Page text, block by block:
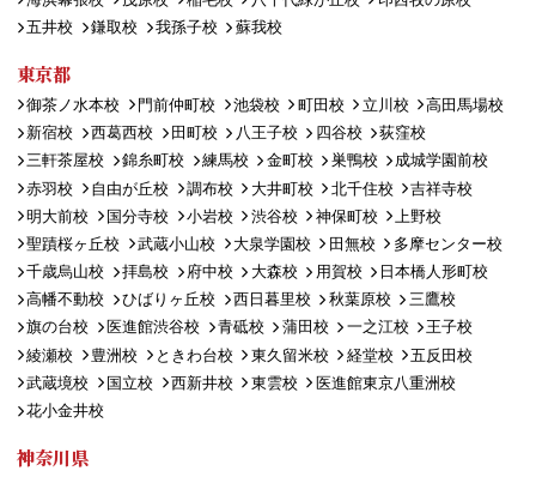
五井校
鎌取校 我孫子校 蘇我校
東京都
御茶ノ水本校 門前仲町校 池袋校 町田校 立川校
高田馬場校
新宿校
西葛西校 田町校 八王子校 四谷校
荻窪校
三軒茶屋校
錦糸町校 練馬校 金町校 巣鴨校
成城学園前校
赤羽校
自由が丘校 調布校 大井町校 北千住校
吉祥寺校
明大前校
国分寺校 小岩校 渋谷校 神保町校
上野校
聖蹟桜ヶ丘校
武蔵小山校 大泉学園校 田無校
多摩センター校
千歳烏山校
拝島校 府中校 大森校 用賀校
日本橋人形町校
高幡不動校
ひばりヶ丘校 西日暮里校 秋葉原校
三鷹校
旗の台校
医進館渋谷校 青砥校 蒲田校 一之江校
王子校
綾瀬校
豊洲校 ときわ台校 東久留米校 経堂校
五反田校
武蔵境校
国立校 西新井校 東雲校
医進館東京八重洲校
花小金井校
神奈川県